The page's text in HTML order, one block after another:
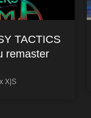
TACTICS
remaster
X|S